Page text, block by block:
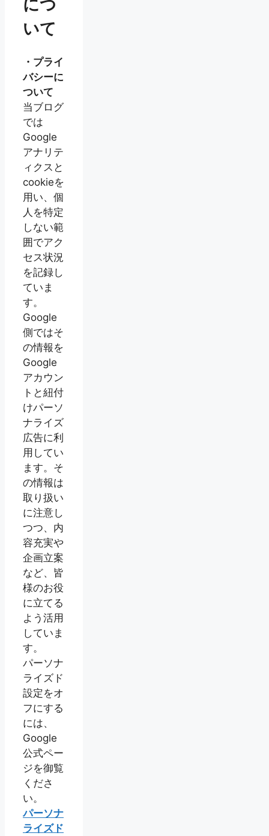
につ
いて
・プライ
バシーに
ついて
当ブログ
では
Google
アナリテ
ィクスと
cookieを
用い、個
人を特定
しない範
囲でアク
セス状況
を記録し
ていま
す。
Google
側ではそ
の情報を
Google
アカウン
トと紐付
けパーソ
ナライズ
広告に利
用してい
ます。そ
の情報は
取り扱い
に注意し
つつ、内
容充実や
企画立案
など、皆
様のお役
に立てる
よう活用
していま
す。
パーソナ
ライズド
設定をオ
フにする
には、
Google
公式ペー
ジを御覧
くださ
い。
パーソナ
ライズド